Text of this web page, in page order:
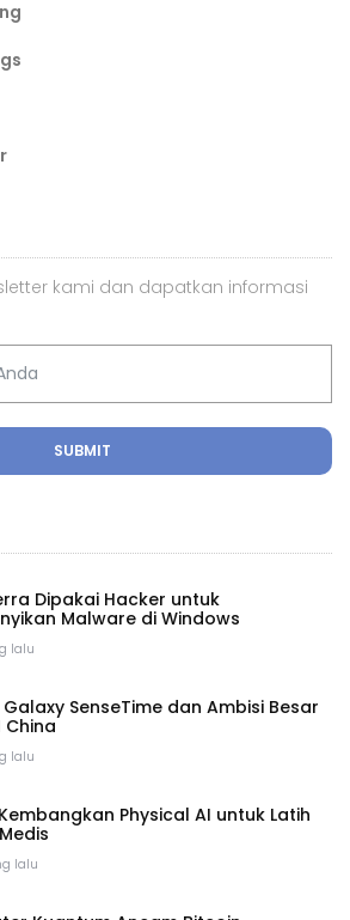
kami dan dapatkan informasi
SUBMIT
lalu
Dipakai Hacker untuk
Malware di Windows
lalu
Galaxy SenseTime dan Ambisi Besar
China
lalu
Physical AI untuk Latih